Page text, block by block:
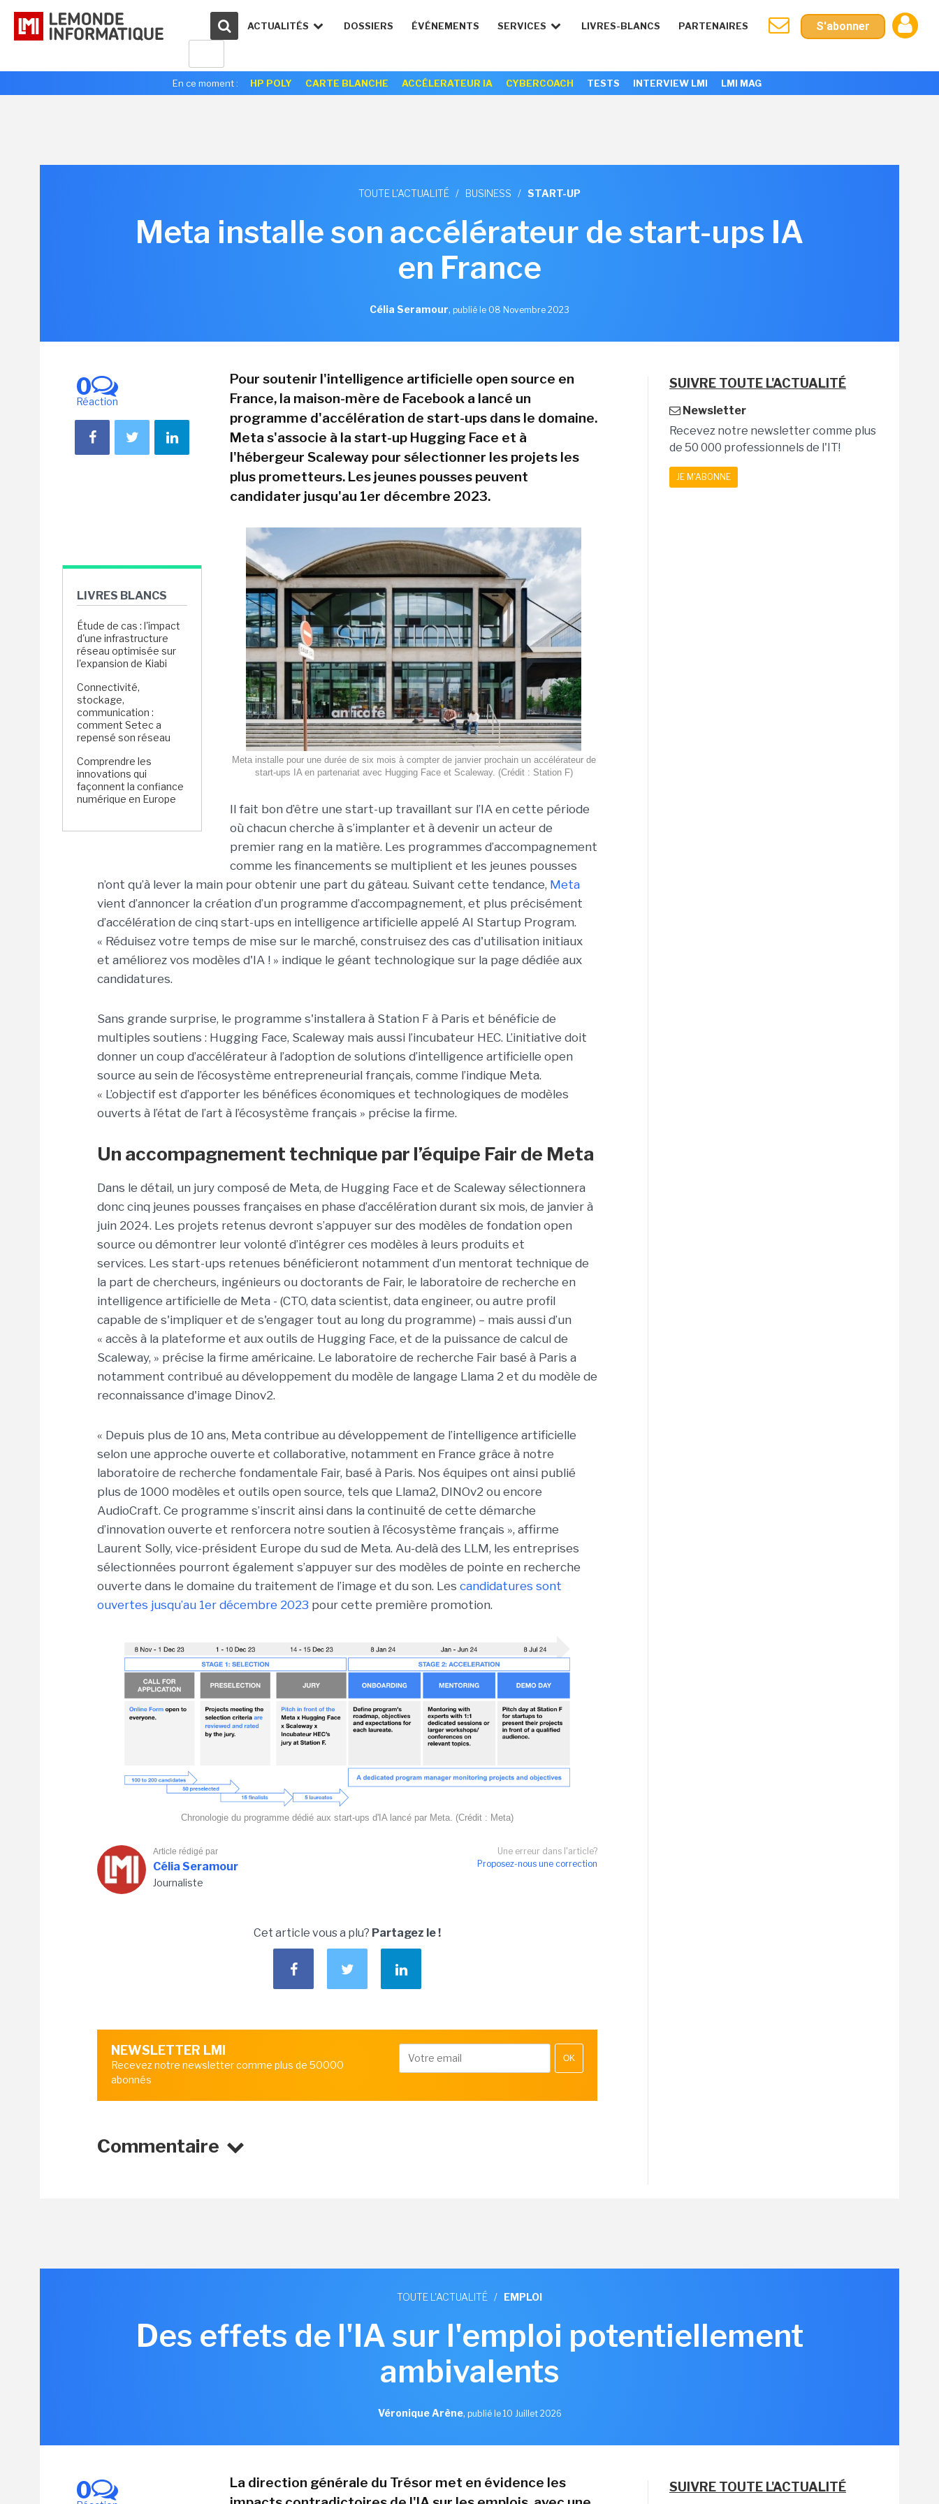
ACTUALITÉS DOSSIERS ÉVÉNEMENTS SERVICES LIVRES-BLANCS PARTENAIRES S'abonner
En ce moment : HP POLY CARTE BLANCHE ACCÉLERATEUR IA CYBERCOACH TESTS INTERVIEW LMI LMI MAG
TOUTE L'ACTUALITÉ / BUSINESS / START-UP
Meta installe son accélérateur de start-ups IA
en France
Célia Seramour, publié le 08 Novembre 2023
0
Réaction
LIVRES BLANCS
Étude de cas : l'impact
d'une infrastructure
réseau optimisée sur
l'expansion de Kiabi
Connectivité,
stockage,
communication :
comment Setec a
repensé son réseau
Comprendre les
innovations qui
façonnent la confiance
numérique en Europe
Pour soutenir l'intelligence artificielle open source en
France, la maison-mère de Facebook a lancé un
programme d'accélération de start-ups dans le domaine.
Meta s'associe à la start-up Hugging Face et à
l'hébergeur Scaleway pour sélectionner les projets les
plus prometteurs. Les jeunes pousses peuvent
candidater jusqu'au 1er décembre 2023.
Meta installe pour une durée de six mois à compter de janvier prochain un accélérateur de
start-ups IA en partenariat avec Hugging Face et Scaleway. (Crédit : Station F)
Il fait bon d’être une start-up travaillant sur l’IA en cette période
où chacun cherche à s’implanter et à devenir un acteur de
premier rang en la matière. Les programmes d’accompagnement
comme les financements se multiplient et les jeunes pousses
n’ont qu’à lever la main pour obtenir une part du gâteau. Suivant cette tendance, Meta
vient d’annoncer la création d’un programme d’accompagnement, et plus précisément
d’accélération de cinq start-ups en intelligence artificielle appelé AI Startup Program.
« Réduisez votre temps de mise sur le marché, construisez des cas d'utilisation initiaux
et améliorez vos modèles d'IA ! » indique le géant technologique sur la page dédiée aux
candidatures.
Sans grande surprise, le programme s'installera à Station F à Paris et bénéficie de
multiples soutiens : Hugging Face, Scaleway mais aussi l’incubateur HEC. L’initiative doit
donner un coup d’accélérateur à l’adoption de solutions d’intelligence artificielle open
source au sein de l’écosystème entrepreneurial français, comme l’indique Meta.
« L’objectif est d’apporter les bénéfices économiques et technologiques de modèles
ouverts à l’état de l’art à l’écosystème français » précise la firme.
Un accompagnement technique par l’équipe Fair de Meta
Dans le détail, un jury composé de Meta, de Hugging Face et de Scaleway sélectionnera
donc cinq jeunes pousses françaises en phase d’accélération durant six mois, de janvier à
juin 2024. Les projets retenus devront s’appuyer sur des modèles de fondation open
source ou démontrer leur volonté d’intégrer ces modèles à leurs produits et
services. Les start-ups retenues bénéficieront notamment d’un mentorat technique de
la part de chercheurs, ingénieurs ou doctorants de Fair, le laboratoire de recherche en
intelligence artificielle de Meta - (CTO, data scientist, data engineer, ou autre profil
capable de s'impliquer et de s'engager tout au long du programme) – mais aussi d’un
« accès à la plateforme et aux outils de Hugging Face, et de la puissance de calcul de
Scaleway, » précise la firme américaine. Le laboratoire de recherche Fair basé à Paris a
notamment contribué au développement du modèle de langage Llama 2 et du modèle de
reconnaissance d'image Dinov2.
« Depuis plus de 10 ans, Meta contribue au développement de l’intelligence artificielle
selon une approche ouverte et collaborative, notamment en France grâce à notre
laboratoire de recherche fondamentale Fair, basé à Paris. Nos équipes ont ainsi publié
plus de 1000 modèles et outils open source, tels que Llama2, DINOv2 ou encore
AudioCraft. Ce programme s’inscrit ainsi dans la continuité de cette démarche
d’innovation ouverte et renforcera notre soutien à l’écosystème français », affirme
Laurent Solly, vice-président Europe du sud de Meta. Au-delà des LLM, les entreprises
sélectionnées pourront également s’appuyer sur des modèles de pointe en recherche
ouverte dans le domaine du traitement de l’image et du son. Les candidatures sont
ouvertes jusqu’au 1er décembre 2023 pour cette première promotion.
Chronologie du programme dédié aux start-ups d'IA lancé par Meta. (Crédit : Meta)
Une erreur dans l'article?
Proposez-nous une correction
Article rédigé par
Célia Seramour
Journaliste
Cet article vous a plu? Partagez le !
NEWSLETTER LMI
Recevez notre newsletter comme plus de 50000
abonnés
OK
Commentaire
SUIVRE TOUTE L'ACTUALITÉ
Newsletter
Recevez notre newsletter comme plus
de 50 000 professionnels de l'IT!
JE M'ABONNE
TOUTE L'ACTUALITÉ / EMPLOI
Des effets de l'IA sur l'emploi potentiellement
ambivalents
Véronique Arène, publié le 10 Juillet 2026
0
La direction générale du Trésor met en évidence les
SUIVRE TOUTE L'ACTUALITÉ